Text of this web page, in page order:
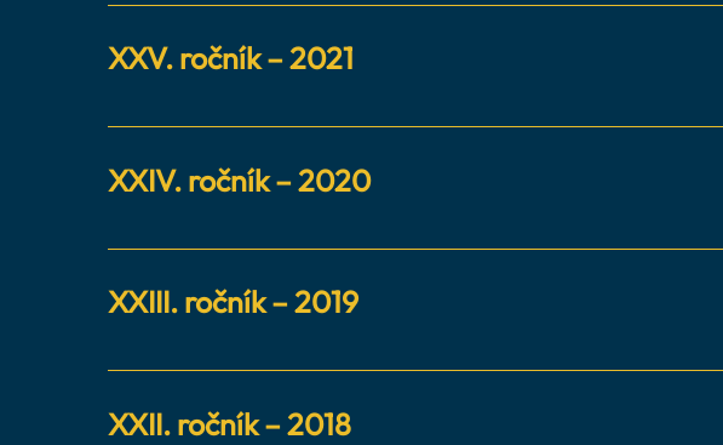
XXV. ročník – 2021
Titul Hotelier roka nebol udelený
XXIV. ročník – 2020
Titul Hotelier roka nebol udelený
XXIII. ročník – 2019
Hotelier roka: Róbert Tóth (Hotel Radisson Blu Carlton
XXII. ročník – 2018